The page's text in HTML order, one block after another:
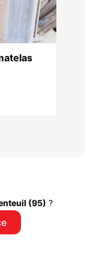
matelas
(95) ?